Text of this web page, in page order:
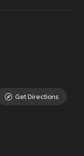
Get Directions